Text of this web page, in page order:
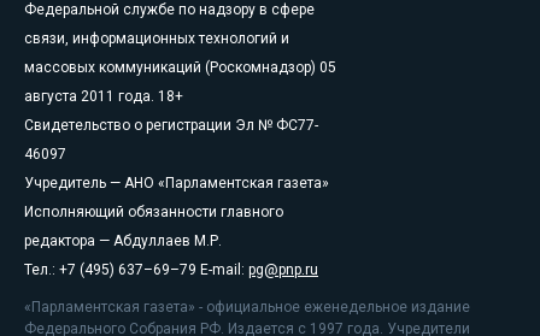
Федеральной службе по надзору в сфере
связи, информационных технологий и
массовых коммуникаций (Роскомнадзор) 05
августа 2011 года. 18+
Свидетельство о регистрации Эл № ФС77-
46097
Учредитель — АНО «Парламентская газета»
Исполняющий обязанности главного
редактора — Абдуллаев М.Р.
Тел.: +7 (495) 637–69–79 E-mail: pg@pnp.ru
«Парламентская газета» - официальное еженедельное издание
Федерального Собрания РФ. Издается с 1997 года. Учредители